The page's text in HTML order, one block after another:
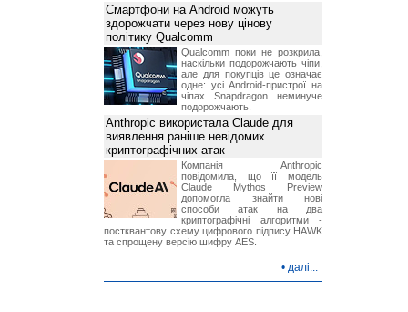
Смартфони на Android можуть
здорожчати через нову цінову
політику Qualcomm
Qualcomm поки не розкрила,
наскільки подорожчають чіпи,
але для покупців це означає
одне: усі Android-пристрої на
чіпах Snapdragon неминуче
подорожчають.
Anthropic використала Claude для
виявлення раніше невідомих
криптографічних атак
Компанія Anthropic
повідомила, що її модель
Claude Mythos Preview
допомогла знайти нові
способи атак на два
криптографічні алгоритми -
постквантову схему цифрового підпису HAWK
та спрощену версію шифру AES.
• далі...